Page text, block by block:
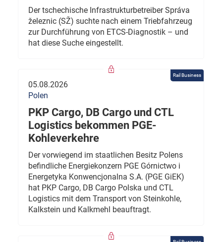
Der tschechische Infrastrukturbetreiber Správa
železnic (SŽ) suchte nach einem Triebfahrzeug
zur Durchführung von ETCS-Diagnostik – und
hat diese Suche eingestellt.
Rail Business
05.08.2026
Polen
PKP Cargo, DB Cargo und CTL
Logistics bekommen PGE-
Kohleverkehre
Der vorwiegend im staatlichen Besitz Polens
befindliche Energiekonzern PGE Górnictwo i
Energetyka Konwencjonalna S.A. (PGE GiEK)
hat PKP Cargo, DB Cargo Polska und CTL
Logistics mit dem Transport von Steinkohle,
Kalkstein und Kalkmehl beauftragt.